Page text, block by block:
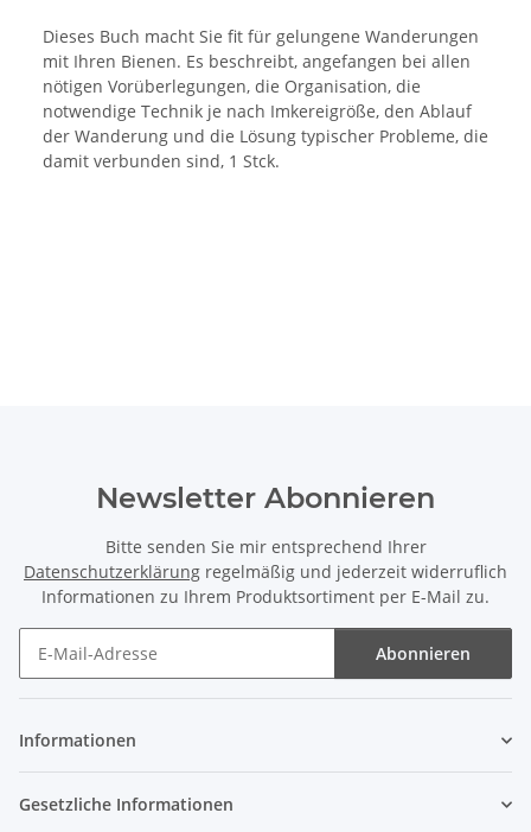
Dieses Buch macht Sie fit für gelungene Wanderungen
mit Ihren Bienen. Es beschreibt, angefangen bei allen
nötigen Vorüberlegungen, die Organisation, die
notwendige Technik je nach Imkereigröße, den Ablauf
der Wanderung und die Lösung typischer Probleme, die
damit verbunden sind, 1 Stck.
Newsletter Abonnieren
Bitte senden Sie mir entsprechend Ihrer
Datenschutzerklärung regelmäßig und jederzeit widerruflich
Informationen zu Ihrem Produktsortiment per E-Mail zu.
Abonnieren
Informationen
Gesetzliche Informationen